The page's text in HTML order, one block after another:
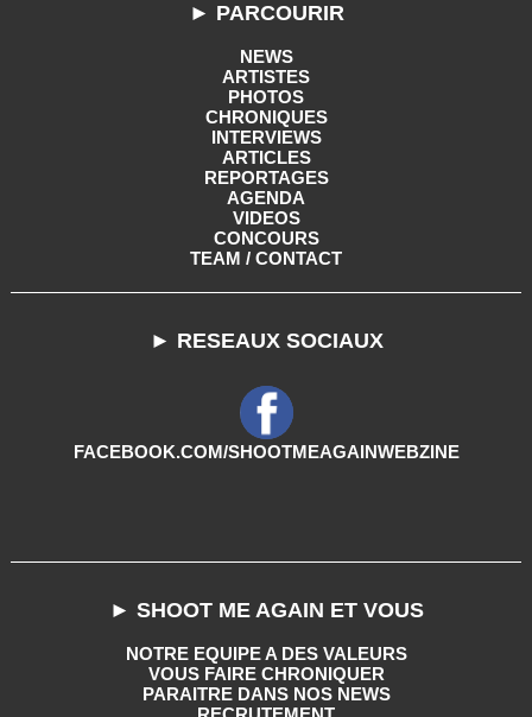
► PARCOURIR
NEWS
ARTISTES
PHOTOS
CHRONIQUES
INTERVIEWS
ARTICLES
REPORTAGES
AGENDA
VIDEOS
CONCOURS
TEAM / CONTACT
► RESEAUX SOCIAUX
FACEBOOK.COM/SHOOTMEAGAINWEBZINE
► SHOOT ME AGAIN ET VOUS
NOTRE EQUIPE A DES VALEURS
VOUS FAIRE CHRONIQUER
PARAITRE DANS NOS NEWS